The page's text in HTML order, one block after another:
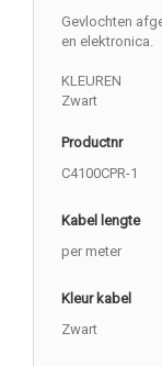
Gevlochten
en elektronica.
KLEUREN
Zwart
Productnr
C4100CPR-1
Kabel lengte
per meter
Kleur kabel
Zwart